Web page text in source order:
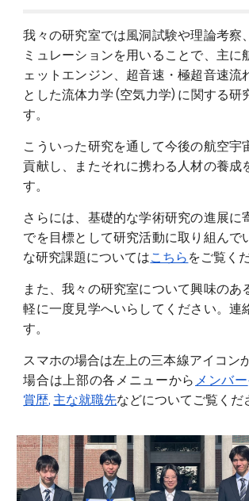
我々の研究室では風洞試験や理論考察
ミュレーションを用いることで、主に
ェットエンジン、超音速・極超音速流
とした流体力学 (空気力学) に関する研
す。
こういった研究を通して今後の航空宇
貢献し、またそれに携わる人材の養成
す。
さらには、基礎的な学術研究の進展に
でを目標として研究活動に取り組んで
な研究課題についてはこちら をご覧く
また、我々の研究室について興味のあ
軽に一度見学へいらしてください。連
す。
スマホの場合は左上の三本線アイコン
場合は上部の各メニューから メンバー
賞歴, 主な就職先などについてご覧くだ